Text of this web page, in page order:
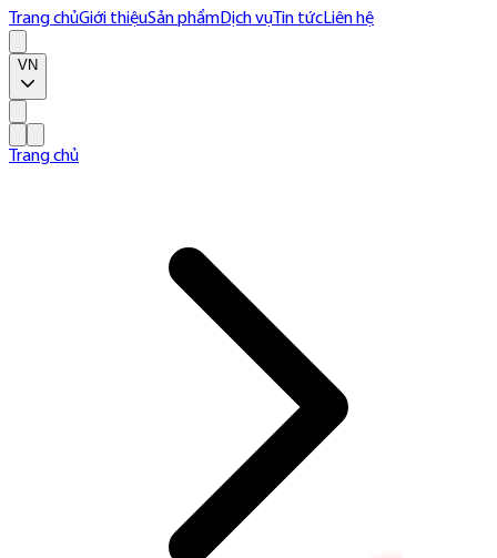
Trang chủGiới thiệuSản phẩmDịch vụ Tin tứcLiên hệ
VN
Trang chủ